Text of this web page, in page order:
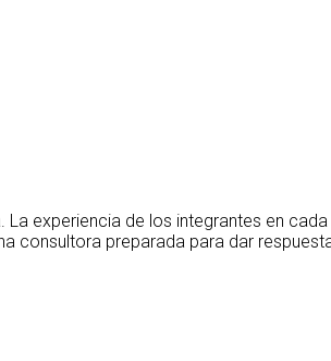
experiencia de los integrantes en
consultora preparada para dar